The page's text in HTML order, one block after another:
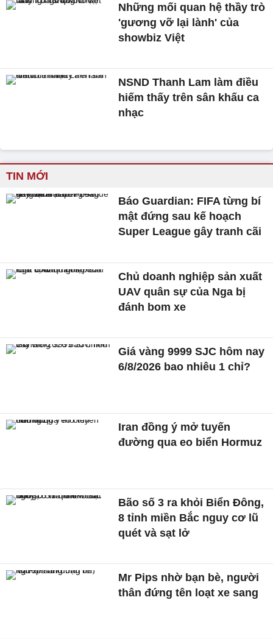
Những mối quan hệ thầy trò
'gương vỡ lại lành' của
showbiz Việt
NSND Thanh Lam làm điều
hiếm thấy trên sân khấu ca
nhạc
TIN MỚI
Báo Guardian: FIFA từng bí
mật đứng sau kế hoạch
Super League gây tranh cãi
Chủ doanh nghiệp sản xuất
UAV quân sự của Nga bị
đánh bom xe
Giá vàng 9999 SJC hôm nay
6/8/2026 bao nhiêu 1 chỉ?
Iran đồng ý mở tuyến
đường qua eo biển Hormuz
Bão số 3 ra khỏi Biển Đông,
8 tỉnh miền Bắc nguy cơ lũ
quét và sạt lở
Mr Pips nhờ bạn bè, người
thân đứng tên loạt xe sang